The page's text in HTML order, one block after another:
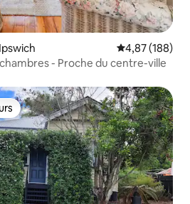
Évaluation
4,87 (188)
- Proche du centre-ville